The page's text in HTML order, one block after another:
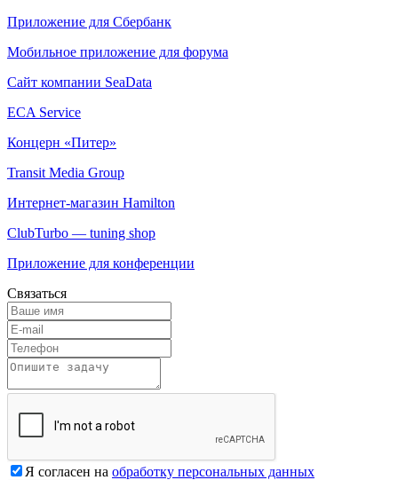
Приложение для Сбербанк
Мобильное приложение для форума
Сайт компании SeaData
ECA Service
Концерн «Питер»
Transit Media Group
Интернет-магазин Hamilton
ClubTurbo — tuning shop
Приложение для конференции
Связаться
Я согласен на обработку персональных данных